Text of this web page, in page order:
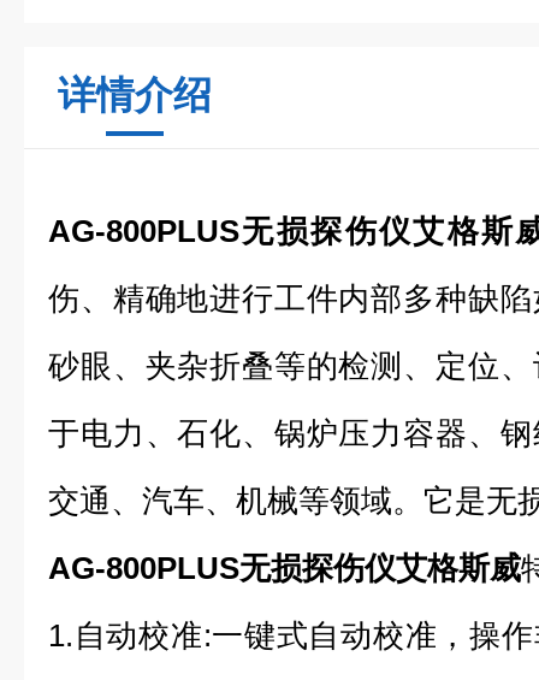
详情介绍
AG-800PLUS无损探伤仪艾格斯
伤、精确地进行工件内部多种缺
砂眼、夹杂折叠等的检测、定位
于电力、石化、锅炉压力容器、
交通、汽车、机械等领域。它是无
AG-800PLUS无损探伤仪艾格斯威
1.自动校准:一键式自动校准，操